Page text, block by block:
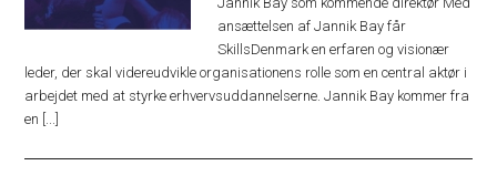
ansættelsen af Jannik Bay får
SkillsDenmark en erfaren og visionær
leder, der skal videreudvikle organisationens rolle som en central aktør i
arbejdet med at styrke erhvervsuddannelserne. Jannik Bay kommer fra
en [...]